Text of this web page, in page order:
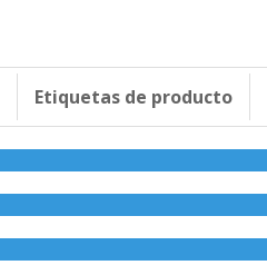
Etiquetas de producto